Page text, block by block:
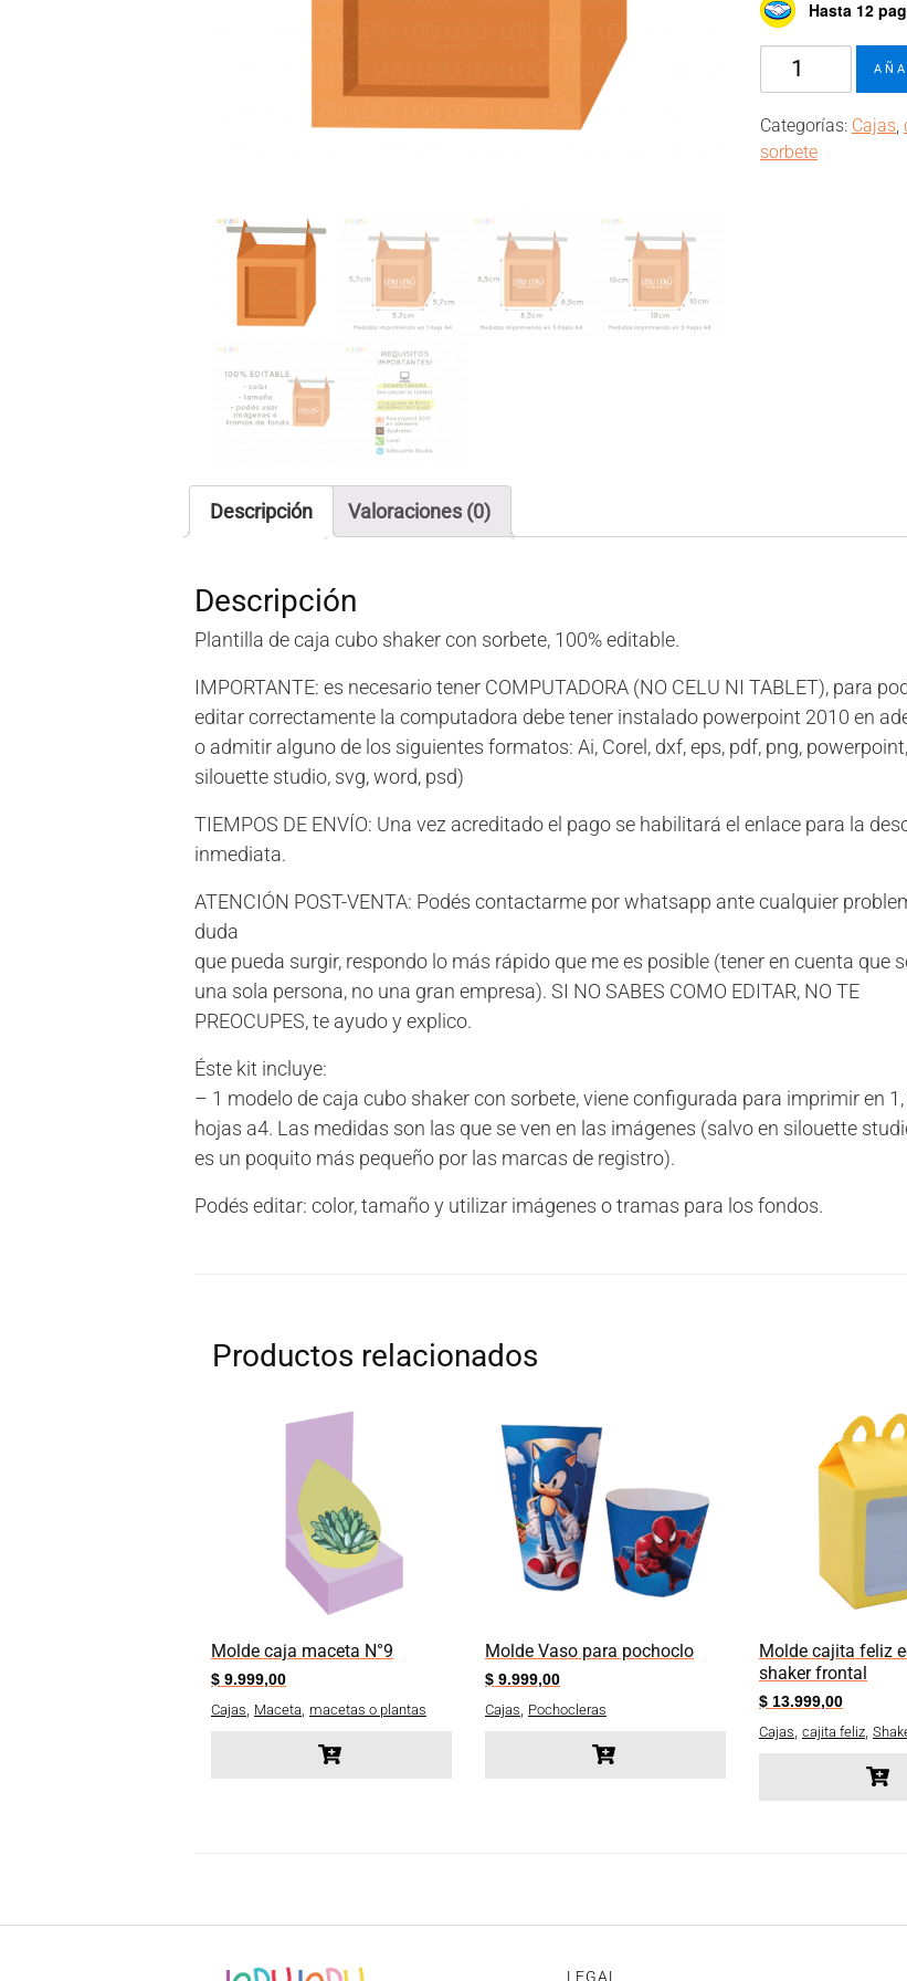
Hasta 12
Molde
shaker
con
Categorías: Cajas,
sorbete
Descripción Valoraciones (0)
Descripción
Plantilla de caja cubo shaker con sorbete, 100% editable.
IMPORTANTE: es necesario tener COMPUTADORA (NO CELU NI TABLET), para
editar correctamente la computadora debe tener instalado powerpoint 2010 en
o admitir alguno de los siguientes formatos: Ai, Corel, dxf, eps, pdf, png, powerpoint,
silouette studio, svg, word, psd)
TIEMPOS DE ENVÍO: Una vez acreditado el pago se habilitará el enlace para la
inmediata.
ATENCIÓN POST-VENTA: Podés contactarme por whatsapp ante cualquier
duda
que pueda surgir, respondo lo más rápido que me es posible (tener en cuenta que
una sola persona, no una gran empresa). SI NO SABES COMO EDITAR, NO TE
PREOCUPES, te ayudo y explico.
Éste kit incluye:
– 1 modelo de caja cubo shaker con sorbete, viene configurada para imprimir en 1,
hojas a4. Las medidas son las que se ven en las imágenes (salvo en silouette
es un poquito más pequeño por las marcas de registro).
Podés editar: color, tamaño y utilizar imágenes o tramas para los fondos.
Productos relacionados
Molde caja maceta N°9
$ 9.999,00
Cajas Maceta macetas o plantas
Molde Vaso para pochoclo
$ 9.999,00
Cajas Pochocleras
Molde cajita feliz
shaker frontal
$ 13.999,00
Cajas cajita feliz
LEGAL